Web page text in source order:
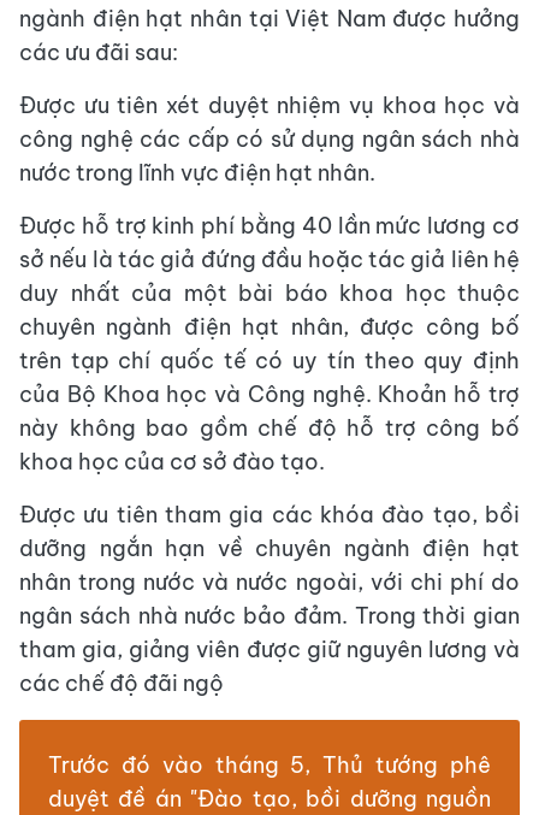
ngành điện hạt nhân tại Việt Nam được hưởng
các ưu đãi sau:
Được ưu tiên xét duyệt nhiệm vụ khoa học và
công nghệ các cấp có sử dụng ngân sách nhà
nước trong lĩnh vực điện hạt nhân.
Được hỗ trợ kinh phí bằng 40 lần mức lương cơ
sở nếu là tác giả đứng đầu hoặc tác giả liên hệ
duy nhất của một bài báo khoa học thuộc
chuyên ngành điện hạt nhân, được công bố
trên tạp chí quốc tế có uy tín theo quy định
của Bộ Khoa học và Công nghệ. Khoản hỗ trợ
này không bao gồm chế độ hỗ trợ công bố
khoa học của cơ sở đào tạo.
Được ưu tiên tham gia các khóa đào tạo, bồi
dưỡng ngắn hạn về chuyên ngành điện hạt
nhân trong nước và nước ngoài, với chi phí do
ngân sách nhà nước bảo đảm. Trong thời gian
tham gia, giảng viên được giữ nguyên lương và
các chế độ đãi ngộ
Trước đó vào tháng 5, Thủ tướng phê
duyệt đề án "Đào tạo, bồi dưỡng nguồn